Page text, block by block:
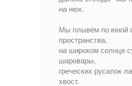
на нюх.
Мы плывём по юной
пространства,
на широком солнце
шаровары,
греческих русалок
хвост.